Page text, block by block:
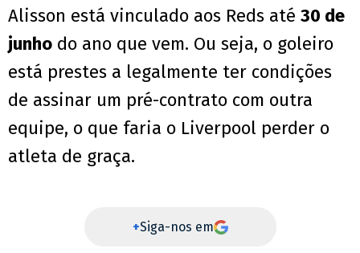
Alisson está vinculado aos Reds até 30 de
junho do ano que vem. Ou seja, o goleiro
está prestes a legalmente ter condições
de assinar um pré-contrato com outra
equipe, o que faria o Liverpool perder o
atleta de graça.
+Siga-nos em